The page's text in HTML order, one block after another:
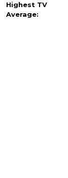
Highest TV
Average: